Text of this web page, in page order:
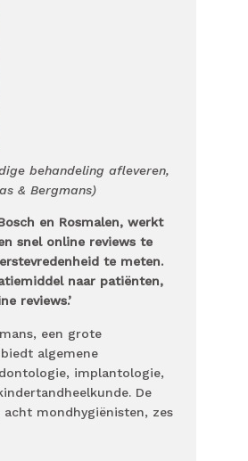
behandeling afleveren,
& Bergmans)
en Rosmalen, werkt
snel online reviews te
te meten.
naar patiënten,
reviews.’
een grote
algemene
implantologie,
De
mondhygiënisten, zes